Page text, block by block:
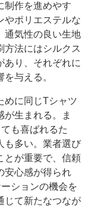
制作を進めやす
やポリエステルな
通気性の良い生地
方法にはシルクス
あり、それぞれに
与える。
めに同じTシャツ
が生まれる。ま
も喜ばれるた
も多い。業者選び
とが重要で、信頼
安心感が得られ
ションの機会を
じて新たなつなが